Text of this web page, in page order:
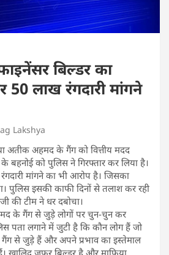
बिल्डर का
50 लाख रंगदारी मांगने
Lakshya
अतीक अहमद के गैंग को वित्तीय मदद
बहनोई को पुलिस ने गिरफ्तार कर लिया है।
मांगने का भी आरोप है। जिसका
पुलिस इसकी काफी दिनों से तलाश कर रही
की टीम ने धर दबोचा।
के गैंग से जुड़े लोगों पर चुन-चुन कर
पता लगाने में जुटी है कि कौन लोग हैं जो
से जुड़े हैं और अपने प्रभाव का इस्तेमाल